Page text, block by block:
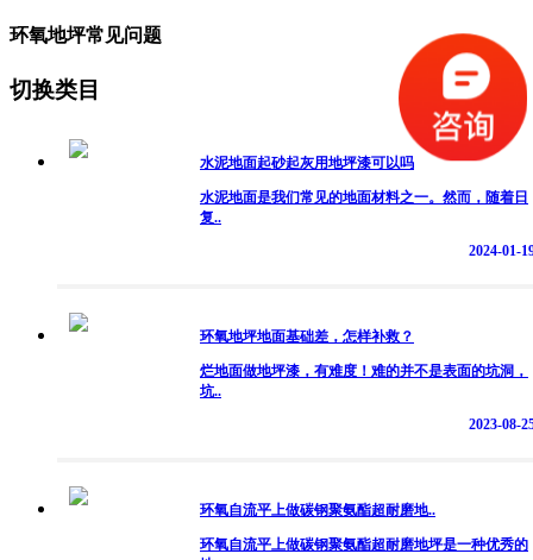
环氧地坪常见问题
切换类目
水泥地面起砂起灰用地坪漆可以吗
水泥地面是我们常见的地面材料之一。然而，随着日
复..
2024-01-
环氧地坪地面基础差，怎样补救？
烂地面做地坪漆，有难度！难的并不是表面的坑洞，
坑..
2023-08-
环氧自流平上做碳钢聚氨酯超耐磨地..
环氧自流平上做碳钢聚氨酯超耐磨地坪是一种优秀的